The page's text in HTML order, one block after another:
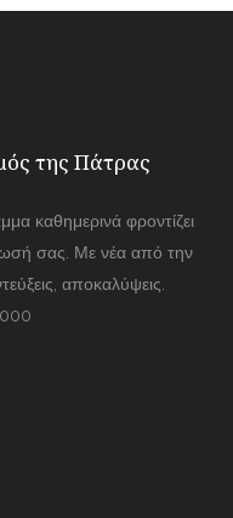
της Πάτρας
καθημερινά φροντίζει
σας. Με νέα από την
αποκαλύψεις.